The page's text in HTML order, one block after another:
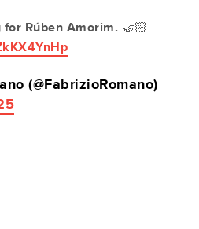
Rúben Amorim. 🤝🏻
(@FabrizioRomano)